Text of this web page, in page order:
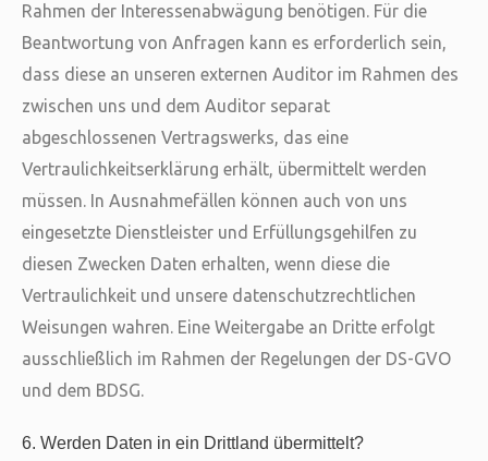
Rahmen der Interessenabwägung benötigen. Für die
Beantwortung von Anfragen kann es erforderlich sein,
dass diese an unseren externen Auditor im Rahmen des
zwischen uns und dem Auditor separat
abgeschlossenen Vertragswerks, das eine
Vertraulichkeitserklärung erhält, übermittelt werden
müssen. In Ausnahmefällen können auch von uns
eingesetzte Dienstleister und Erfüllungsgehilfen zu
diesen Zwecken Daten erhalten, wenn diese die
Vertraulichkeit und unsere datenschutzrechtlichen
Weisungen wahren. Eine Weitergabe an Dritte erfolgt
ausschließlich im Rahmen der Regelungen der DS-GVO
und dem BDSG.
6. Werden Daten in ein Drittland übermittelt?